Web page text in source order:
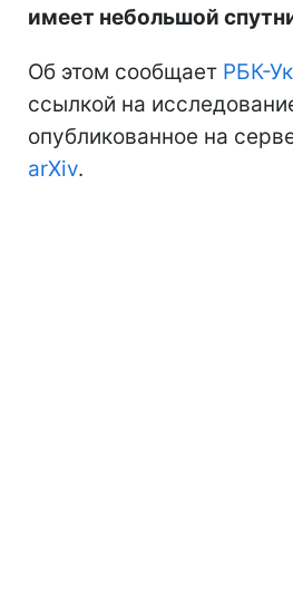
имеет небольшой
Об этом сообщает РБК-
ссылкой на
опубликованное на
arXiv.